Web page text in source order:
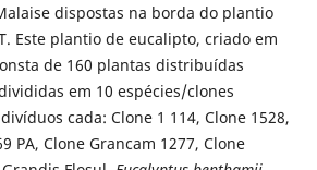
dispostas na borda do plantio
Este plantio de eucalipto, criado em
de 160 plantas distribuídas
em 10 espécies/clones
cada: Clone 1 114, Clone 1528,
PA, Clone Grancam 1277, Clone